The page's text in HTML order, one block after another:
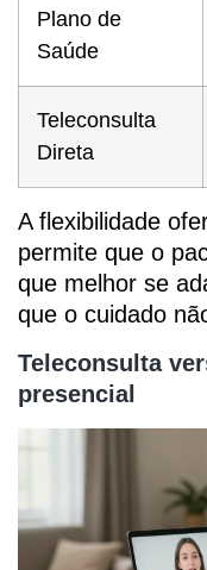
Plano de
Saúde
Teleconsulta
Direta
A flexibilidade
permite que o
que melhor se
que o cuidado
Teleconsulta
presencial